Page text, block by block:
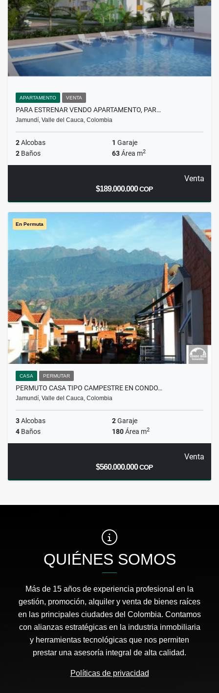
APARTAMENTO VENTA
PARA ESTRENAR VENDO APARTAMENTO, PAR…
Jamundí, Valle del Cauca, Colombia
2Alcobas 1 Garaje
2 Baños 63Área m2
Venta
$189.000.000COP
En Permuta
CASA PERMUTAR
PERMUTO CASA TIPO CAMPESTRE EN CONDO…
Jamundí, Valle del Cauca, Colombia
3Alcobas 2Garaje
4 Baños 180Área m2
Venta
$560.000.000COP
QUIÉNES SOMOS
Más de 15 años de experiencia profesional en la
gestión, promoción, alquiler y venta de bienes raíces
en las principales ciudades del Colombia. Contamos
con alianzas estratégicas en la industria inmobiliaria
y herramientas tecnológicas que nos permiten
prestar una asesoría integral de alta calidad.
Políticas de privacidad